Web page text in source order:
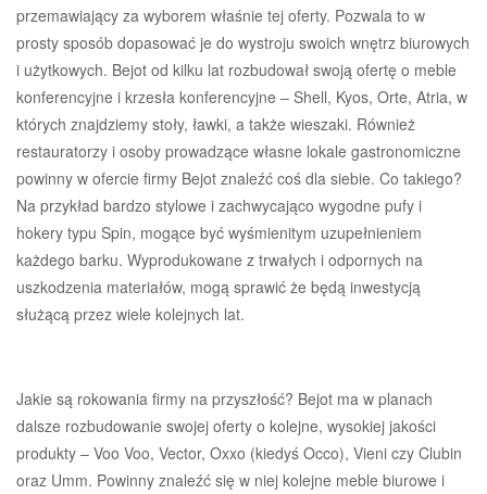
przemawiający za wyborem właśnie tej oferty. Pozwala to w
prosty sposób dopasować je do wystroju swoich wnętrz biurowych
i użytkowych. Bejot od kilku lat rozbudował swoją ofertę o meble
konferencyjne i krzesła konferencyjne – Shell, Kyos, Orte, Atria, w
których znajdziemy stoły, ławki, a także wieszaki. Również
restauratorzy i osoby prowadzące własne lokale gastronomiczne
powinny w ofercie firmy Bejot znaleźć coś dla siebie. Co takiego?
Na przykład bardzo stylowe i zachwycająco wygodne pufy i
hokery typu Spin, mogące być wyśmienitym uzupełnieniem
każdego barku. Wyprodukowane z trwałych i odpornych na
uszkodzenia materiałów, mogą sprawić że będą inwestycją
służącą przez wiele kolejnych lat.
Jakie są rokowania firmy na przyszłość? Bejot ma w planach
dalsze rozbudowanie swojej oferty o kolejne, wysokiej jakości
produkty – Voo Voo, Vector, Oxxo (kiedyś Occo), Vieni czy Clubin
oraz Umm. Powinny znaleźć się w niej kolejne meble biurowe i